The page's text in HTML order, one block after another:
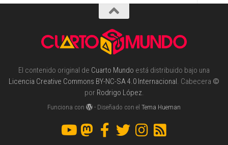
El contenido original de Cuarto Mundo está distribuido bajo una
Licencia Creative Commons BY-NC-SA 4.0 Internacional. Cabecera ©
por Rodrigo López.
Funciona con - Diseñado con elTema Hueman